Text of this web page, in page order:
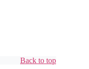
Back to top